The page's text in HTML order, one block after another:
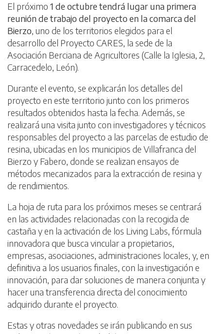
El próximo 1 de octubre tendrá lugar una primera
reunión de trabajo del proyecto en la comarca del
Bierzo, uno de los territorios elegidos para el
desarrollo del Proyecto CARES, la sede de la
Asociación Berciana de Agricultores (Calle la Iglesia, 2,
Carracedelo, León).
Durante el evento, se explicarán los detalles del
proyecto en este territorio junto con los primeros
resultados obtenidos hasta la fecha. Además, se
realizará una visita junto con investigadores y técnicos
responsables del proyecto a las parcelas de estudio de
resina, ubicadas en los municipios de Villafranca del
Bierzo y Fabero, donde se realizan ensayos de
métodos mecanizados para la extracción de resina y
de rendimientos.
La hoja de ruta para los próximos meses se centrará
en las actividades relacionadas con la recogida de
castaña y en la activación de los Living Labs, fórmula
innovadora que busca vincular a propietarios,
empresas, asociaciones, administraciones locales, y, en
definitiva a los usuarios finales, con la investigación e
innovación, para dar soluciones de manera conjunta y
hacer una transferencia directa del conocimiento
adquirido durante el proyecto.
Estas y otras novedades se irán publicando en sus